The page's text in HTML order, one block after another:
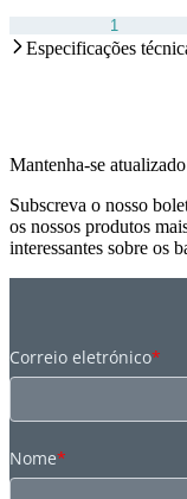
Especificações
Mantenha-se
Subscreva o nosso
os nossos produtos
interessantes sobre os
Correio eletrónico*
Nome*